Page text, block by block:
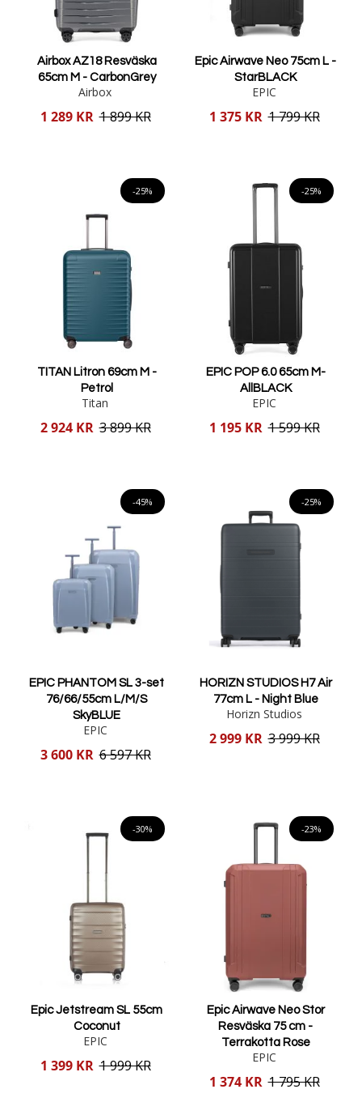
Airbox AZ18 Resväska
65cm M - CarbonGrey
Airbox
Reducerat
1 289 KR 1 899 KR
Epic Airwave Neo 75cm L -
StarBLACK
EPIC
Reducerat
1 375 KR 1 799 KR
-25%
TITAN Litron 69cm M -
Petrol
Titan
Reducerat
2 924 KR 3 899 KR
-25%
EPIC POP 6.0 65cm M-
AllBLACK
EPIC
Reducerat
1 195 KR 1 599 KR
-45%
EPIC PHANTOM SL 3-set
76/66/55cm L/M/S
SkyBLUE
EPIC
Reducerat
3 600 KR 6 597 KR
-25%
HORIZN STUDIOS H7 Air
77cm L - Night Blue
Horizn Studios
Reducerat
2 999 KR 3 999 KR
-30%
Epic Jetstream SL 55cm
Coconut
EPIC
Reducerat
1 399 KR 1 999 KR
-23%
Epic Airwave Neo Stor
Resväska 75 cm -
Terrakotta Rose
EPIC
Reducerat
1 374 KR 1 795 KR